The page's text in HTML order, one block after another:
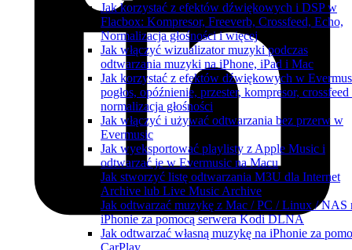
Jak korzystać z efektów dźwiękowych i DSP w
Flacbox: Kompresor, Freeverb, Crossfeed, Echo,
Normalizacja głośności i więcej
Jak włączyć wizualizator muzyki podczas
odtwarzania muzyki na iPhone, iPad i Mac
Jak korzystać z efektów dźwiękowych w
pogłos, opóźnienie, przester, kompresor, crossfeed
normalizacja głośności
Jak włączyć i używać odtwarzania bez przerw w
Evermusic
Jak wyeksportować playlisty z Apple Music i
odtwarzać je w Evermusic na Macu
Jak stworzyć listę odtwarzania M3U dla Internet
Archive lub Live Music Archive
Jak odtwarzać muzykę z Mac / PC / Linux / NAS
iPhonie za pomocą serwera Kodi DLNA
Jak odtwarzać własną muzykę na iPhonie za
CarPlay